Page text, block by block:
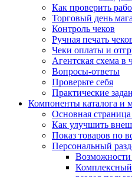
Как проверить
Торговый день
Контроль чеков
Ручная печать
Чеки оплаты и
Агентская схема в
Вопросы-ответы
Проверьте себя
Практические
Компоненты каталога и
Основная
Как улучшить
Показ товаров по
Персональный
Возможности